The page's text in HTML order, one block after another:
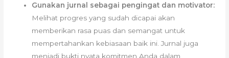
Gunakan jurnal sebagai pengingat dan motivator:
Melihat progres yang sudah dicapai akan
memberikan rasa puas dan semangat untuk
mempertahankan kebiasaan baik ini. Jurnal juga
menjadi bukti nyata komitmen Anda dalam